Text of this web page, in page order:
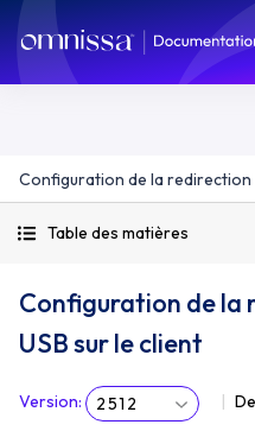
Configuration de la redirection
Table des matières
Configuration de la
USB sur le client
Version: 2512